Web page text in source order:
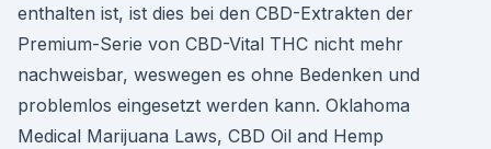
enthalten ist, ist dies bei den CBD-Extrakten der
Premium-Serie von CBD-Vital THC nicht mehr
nachweisbar, weswegen es ohne Bedenken und
problemlos eingesetzt werden kann. Oklahoma
Medical Marijuana Laws, CBD Oil and Hemp